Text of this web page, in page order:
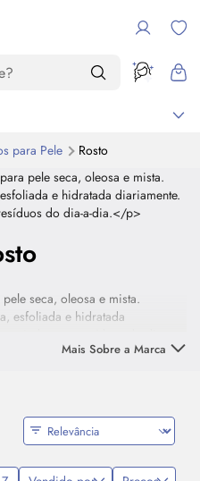
para Pele Rosto
seca, oleosa e mista.
esfoliada e hidratada
Mais Sobre a Marca